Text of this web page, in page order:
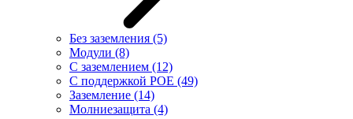
Без заземления (5)
Модули (8)
С заземлением (12)
С поддержкой POE (49)
Заземление (14)
Молниезащита (4)